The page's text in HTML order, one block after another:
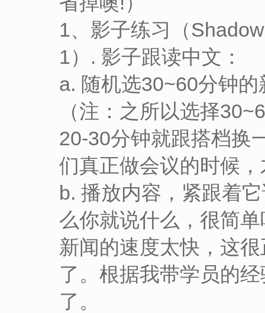
1、影子练习（
1）. 影子跟读中文：
a. 随机选30~60分钟
（注：之所以选择
20-30分钟就跟搭档换
们真正做会议的时候
b. 播放内容，紧跟着
么你就说什么，很简
新闻的速度太快，这
了。根据我带学员的
了。